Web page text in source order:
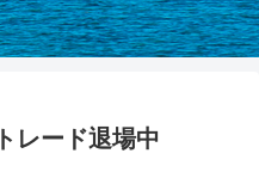
レード退場中